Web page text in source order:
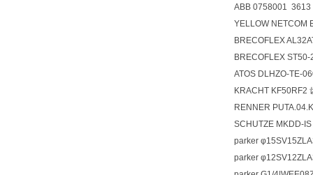
ABB 0758001
YELLOW NETCOM
BRECOFLEX
BRECOFLEX
ATOS DLHZO-TE-
KRACHT KF50RF2
RENNER
SCHUTZE MKDD-IS
parker
parker